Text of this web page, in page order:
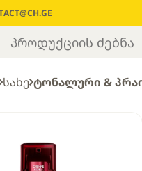
სახე ტონალური &